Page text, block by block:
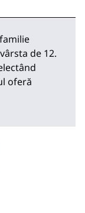
de 12.
oferă